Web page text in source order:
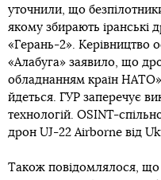
уточнили, що
якому збирають іранські
«Герань-2». Керівництво
«Алабуга» заявило, що
обладнанням країн
йдеться. ГУР заперечує
технологій. OSINT-
дрон UJ-22 Airborne від
Також повідомлялося, що